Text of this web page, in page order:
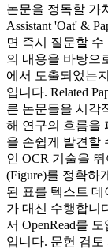
논문을 정독할 가
Assistant 'Oat' &
면 즉시 질문할 수
의 내용을 바탕으
에서 도출되었는
입니다. Related
른 논문들을 시각
해 연구의 흐름을
을 손쉽게 발견할
인 OCR 기술을
(Figure)를 정확하
된 표를 텍스트 데
가 대신 수행합니
서 OpenRead를
입니다. 문헌 검토